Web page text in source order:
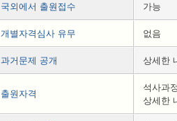
국외에서 출원접수 가능
개별자격심사 유무 없음
과거문제 공개 상세한
출원자격
석사과
상세한